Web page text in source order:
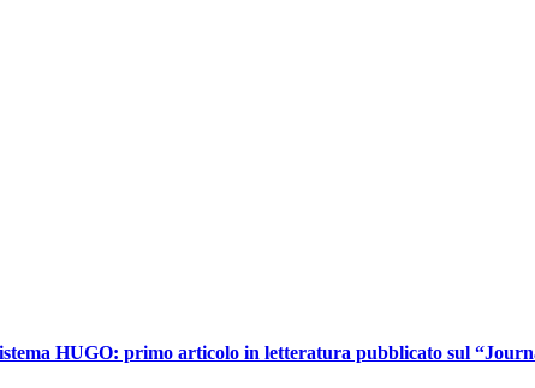
HUGO: primo articolo in letteratura pubblicato sul